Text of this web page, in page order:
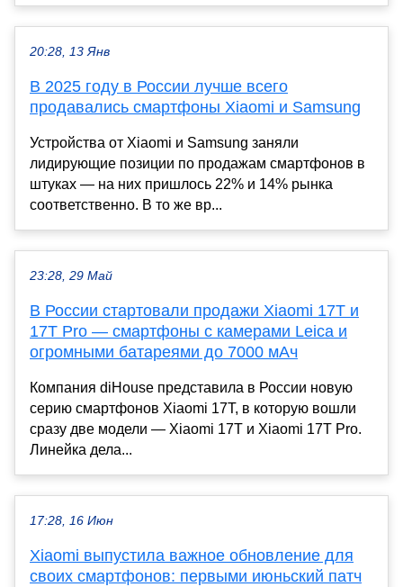
20:28, 13 Янв
В 2025 году в России лучше всего
продавались смартфоны Xiaomi и Samsung
Устройства от Xiaomi и Samsung заняли
лидирующие позиции по продажам смартфонов в
штуках — на них пришлось 22% и 14% рынка
соответственно. В то же вр...
23:28, 29 Май
В России стартовали продажи Xiaomi 17T и
17T Pro — смартфоны с камерами Leica и
огромными батареями до 7000 мАч
Компания diHouse представила в России новую
серию смартфонов Xiaomi 17T, в которую вошли
сразу две модели — Xiaomi 17T и Xiaomi 17T Pro.
Линейка дела...
17:28, 16 Июн
Xiaomi выпустила важное обновление для
своих смартфонов: первыми июньский патч